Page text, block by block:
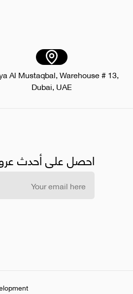
Al Mustaqbal, Warehouse # 13,
Dubai, UAE
احصل على أحدث